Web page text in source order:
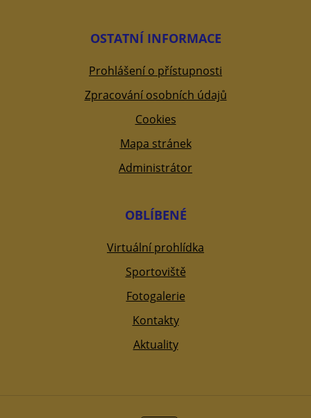
OSTATNÍ INFORMACE
Prohlášení o přístupnosti
Zpracování osobních údajů
Cookies
Mapa stránek
Administrátor
OBLÍBENÉ
Virtuální prohlídka
Sportoviště
Fotogalerie
Kontakty
Aktuality